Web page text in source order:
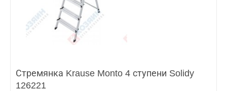
Стремянка Krause Monto 4 ступени Solidy
126221